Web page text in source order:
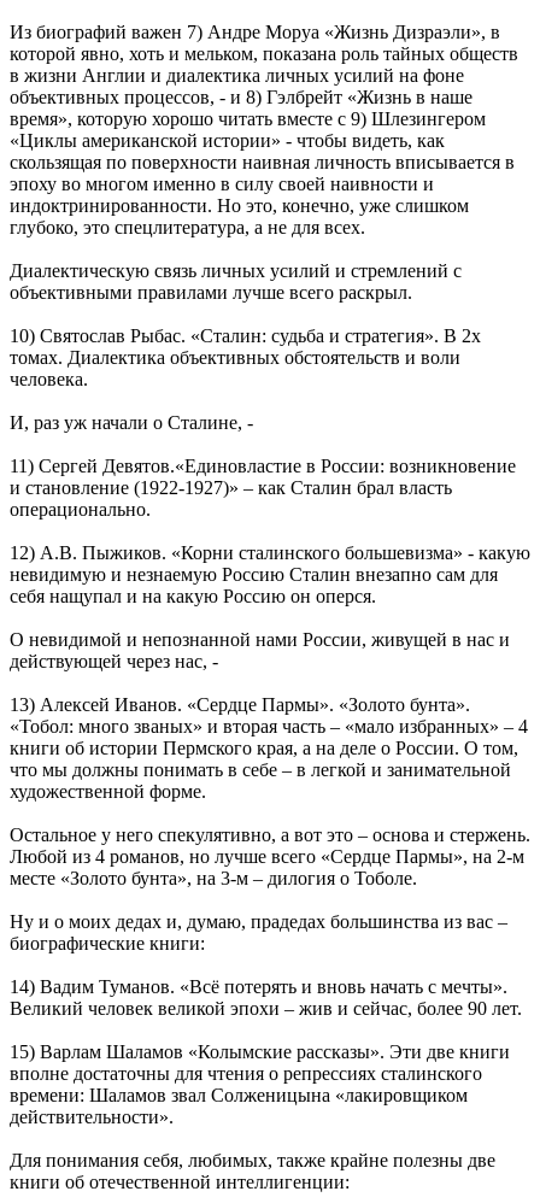
Из биографий важен 7) Андре Моруа «Жизнь Дизраэли», в
которой явно, хоть и мельком, показана роль тайных обществ
в жизни Англии и диалектика личных усилий на фоне
объективных процессов, - и 8) Гэлбрейт «Жизнь в наше
время», которую хорошо читать вместе с 9) Шлезингером
«Циклы американской истории» - чтобы видеть, как
скользящая по поверхности наивная личность вписывается в
эпоху во многом именно в силу своей наивности и
индоктринированности. Но это, конечно, уже слишком
глубоко, это спецлитература, а не для всех.
Диалектическую связь личных усилий и стремлений с
объективными правилами лучше всего раскрыл.
10) Святослав Рыбас. «Сталин: судьба и стратегия». В 2х
томах. Диалектика объективных обстоятельств и воли
человека.
И, раз уж начали о Сталине, -
11) Сергей Девятов.«Единовластие в России: возникновение
и становление (1922-1927)» – как Сталин брал власть
операционально.
12) А.В. Пыжиков. «Корни сталинского большевизма» - какую
невидимую и незнаемую Россию Сталин внезапно сам для
себя нащупал и на какую Россию он оперся.
О невидимой и непознанной нами России, живущей в нас и
действующей через нас, -
13) Алексей Иванов. «Сердце Пармы». «Золото бунта».
«Тобол: много званых» и вторая часть – «мало избранных» – 4
книги об истории Пермского края, а на деле о России. О том,
что мы должны понимать в себе – в легкой и занимательной
художественной форме.
Остальное у него спекулятивно, а вот это – основа и стержень.
Любой из 4 романов, но лучше всего «Сердце Пармы», на 2-м
месте «Золото бунта», на 3-м – дилогия о Тоболе.
Ну и о моих дедах и, думаю, прадедах большинства из вас –
биографические книги:
14) Вадим Туманов. «Всё потерять и вновь начать с мечты».
Великий человек великой эпохи – жив и сейчас, более 90 лет.
15) Варлам Шаламов «Колымские рассказы». Эти две книги
вполне достаточны для чтения о репрессиях сталинского
времени: Шаламов звал Солженицына «лакировщиком
действительности».
Для понимания себя, любимых, также крайне полезны две
книги об отечественной интеллигенции: